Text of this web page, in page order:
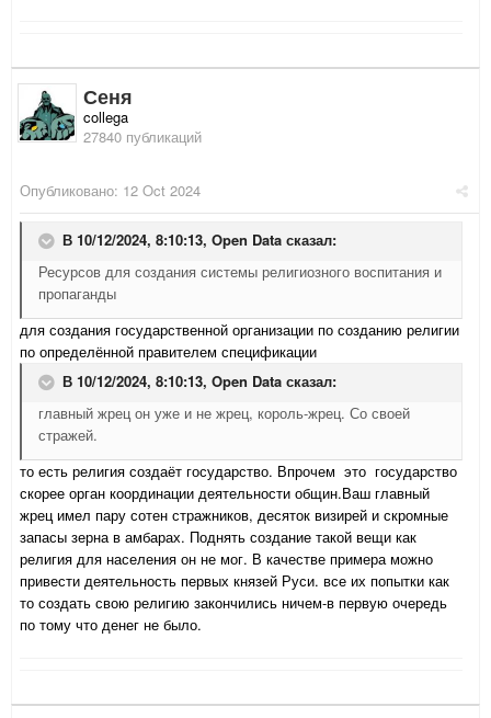
Сеня
collega
27840 публикаций
Опубликовано: 12 Oct 2024
В 10/12/2024, 8:10:13, Open Data сказал:
Ресурсов для создания системы религиозного воспитания и
пропаганды
для создания государственной организации по созданию религии
по определённой правителем спецификации
В 10/12/2024, 8:10:13, Open Data сказал:
главный жрец он уже и не жрец, король-жрец. Со своей
стражей.
то есть религия создаёт государство. Впрочем это государство
скорее орган координации деятельности общин.Ваш главный
жрец имел пару сотен стражников, десяток визирей и скромные
запасы зерна в амбарах. Поднять создание такой вещи как
религия для населения он не мог. В качестве примера можно
привести деятельность первых князей Руси. все их попытки как
то создать свою религию закончились ничем-в первую очередь
по тому что денег не было.